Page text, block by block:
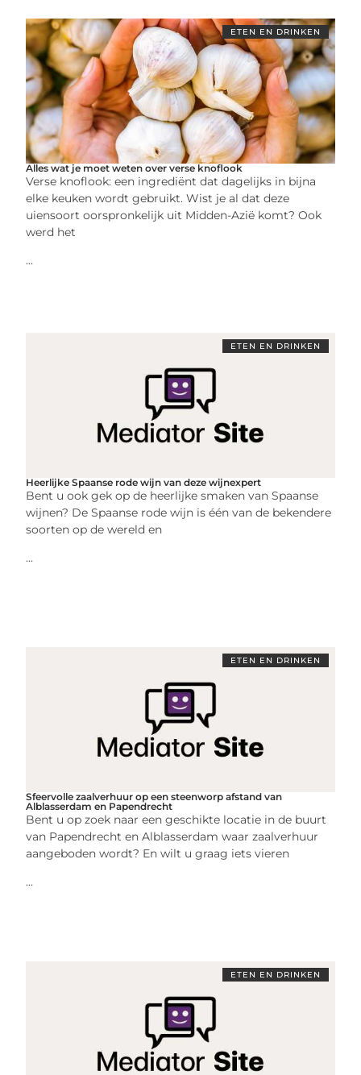
ETEN EN DRINKEN
Alles wat je moet weten over verse knoflook
Verse knoflook: een ingrediënt dat dagelijks in bijna
elke keuken wordt gebruikt. Wist je al dat deze
uiensoort oorspronkelijk uit Midden-Azië komt? Ook
werd het
...
ETEN EN DRINKEN
Heerlijke Spaanse rode wijn van deze wijnexpert
Bent u ook gek op de heerlijke smaken van Spaanse
wijnen? De Spaanse rode wijn is één van de bekendere
soorten op de wereld en
...
ETEN EN DRINKEN
Sfeervolle zaalverhuur op een steenworp afstand van
Alblasserdam en Papendrecht
Bent u op zoek naar een geschikte locatie in de buurt
van Papendrecht en Alblasserdam waar zaalverhuur
aangeboden wordt? En wilt u graag iets vieren
...
ETEN EN DRINKEN